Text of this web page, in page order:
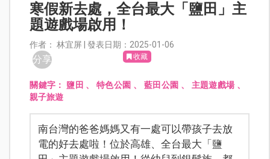
寒假新去處，全台最大「鹽田」主
題遊戲場啟用！
作者： 林宜屏 | 發表日期：2025-01-06
分享 收藏
關鍵字： 鹽田 、特色公園 、 藍田公園 、 主題遊戲場 、
親子旅遊
南台灣的爸爸媽媽又有一處可以帶孩子去放
電的好去處啦！位於高雄、全台最大「鹽